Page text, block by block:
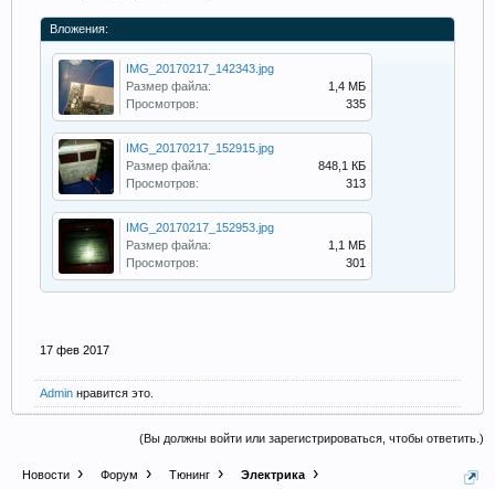
Вложения:
IMG_20170217_142343.jpg
Размер файла:
1,4 МБ
Просмотров:
335
IMG_20170217_152915.jpg
Размер файла:
848,1 КБ
Просмотров:
313
IMG_20170217_152953.jpg
Размер файла:
1,1 МБ
Просмотров:
301
17 фев 2017
Admin нравится это.
(Вы должны войти или зарегистрироваться, чтобы ответить.)
Новости Форум Тюнинг Электрика